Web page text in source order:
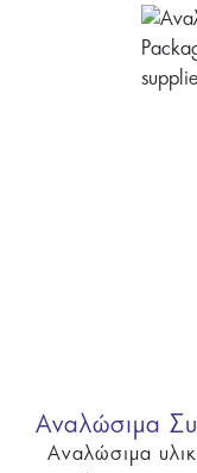
Αναλώσιμα
Αναλώσιμα